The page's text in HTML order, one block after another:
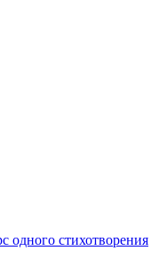
одного стихотворения